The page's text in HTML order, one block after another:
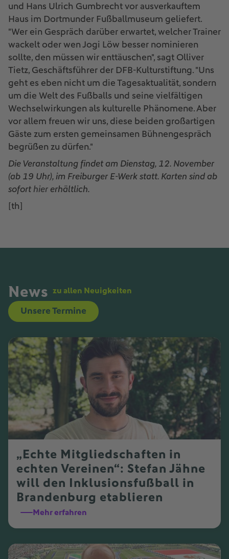
und Hans Ulrich Gumbrecht vor ausverkauftem
Haus im Dortmunder Fußballmuseum geliefert.
"Wer ein Gespräch darüber erwartet, welcher Trainer
wackelt oder wen Jogi Löw besser nominieren
sollte, den müssen wir enttäuschen", sagt Olliver
Tietz, Geschäftsführer der DFB-Kulturstiftung. "Uns
geht es eben nicht um die Tagesaktualität, sondern
um die Welt des Fußballs und seine vielfältigen
Wechselwirkungen als kulturelle Phänomene. Aber
vor allem freuen wir uns, diese beiden großartigen
Gäste zum ersten gemeinsamen Bühnengespräch
begrüßen zu dürfen."
Die Veranstaltung findet am Dienstag, 12. November
(ab 19 Uhr), im Freiburger E-Werk statt. Karten sind ab
sofort hier erhältlich.
[th]
News zu allen Neuigkeiten
Unsere Termine
„Echte Mitgliedschaften in
echten Vereinen“: Stefan Jähne
will den Inklusionsfußball in
Brandenburg etablieren
Mehr erfahren